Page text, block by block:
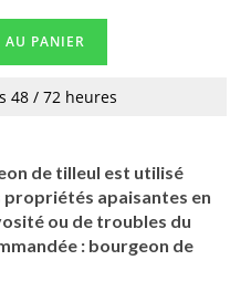
AU PANIER
48 / 72 heures
de tilleul est utilisé
propriétés apaisantes en
ou de troubles du
: bourgeon de